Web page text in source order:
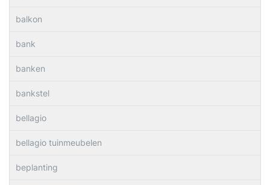
balkon
bank
banken
bankstel
bellagio
bellagio tuinmeubelen
beplanting